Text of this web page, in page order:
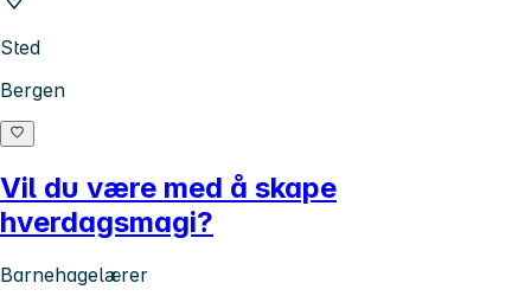
Sted
Bergen
Vil du være med å skape
hverdagsmagi?
Barnehagelærer